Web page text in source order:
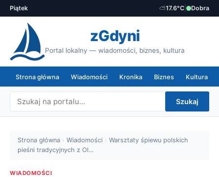
Piątek ⛅17.6°C Dobra
zGdyni
Portal lokalny — wiadomości, biznes, kultura
Strona główna Wiadomości Kronika Biznes Kultura
Szukaj
Strona główna › Wiadomości › Warsztaty śpiewu polskich
pieśni tradycyjnych z Ol…
WIADOMOŚCI